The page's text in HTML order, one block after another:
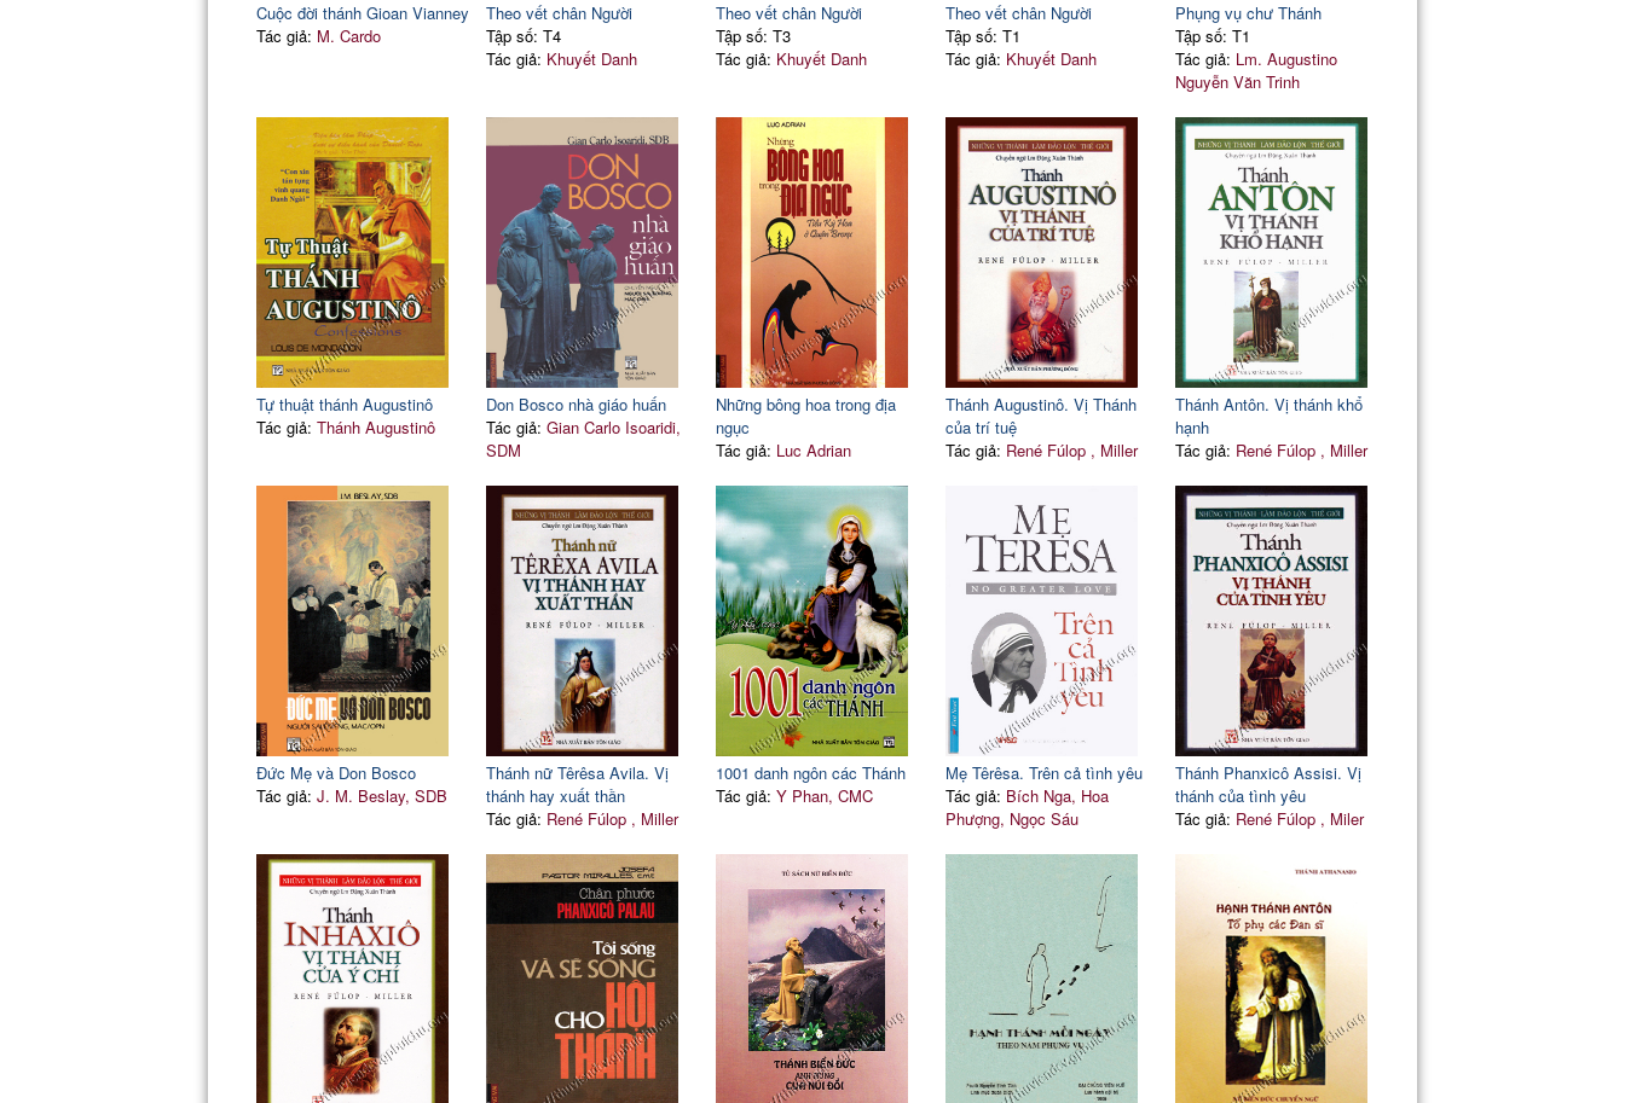
Cuộc đời thánh Gioan Vianney
Tác giả: M. Cardo
Theo vết chân Người
Tập số: T4
Tác giả: Khuyết Danh
Theo vết chân Người
Tập số: T3
Tác giả: Khuyết Danh
Theo vết chân Người
Tập số: T1
Tác giả: Khuyết Danh
Phụng vụ chư Thánh
Tập số: T1
Tác giả: Lm. Augustino
Nguyễn Văn Trinh
Tự thuật thánh Augustinô
Tác giả: Thánh Augustinô
Don Bosco nhà giáo huấn
Tác giả: Gian Carlo Isoaridi,
SDM
Những bông hoa trong địa
ngục
Tác giả: Luc Adrian
Thánh Augustinô. Vị Thánh
của trí tuệ
Tác giả: René Fúlop , Miller
Thánh Antôn. Vị thánh khổ
hạnh
Tác giả: René Fúlop , Miller
Đức Mẹ và Don Bosco
Tác giả: J. M. Beslay, SDB
Thánh nữ Têrêsa Avila. Vị
thánh hay xuất thần
Tác giả: René Fúlop , Miller
1001 danh ngôn các Thánh
Tác giả: Y Phan, CMC
Mẹ Têrêsa. Trên cả tình yêu
Tác giả: Bích Nga, Hoa
Phượng, Ngọc Sáu
Thánh Phanxicô Assisi. Vị
thánh của tình yêu
Tác giả: René Fúlop , Miler